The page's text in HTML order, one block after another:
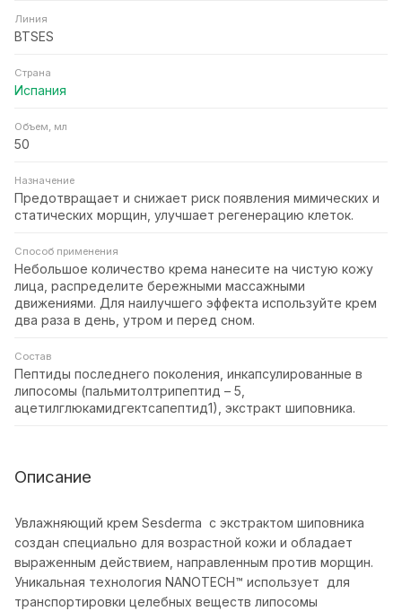
Линия
BTSES
Страна
Испания
Объем, мл
50
Назначение
Предотвращает и снижает риск появления мимических и
статических морщин, улучшает регенерацию клеток.
Способ применения
Небольшое количество крема нанесите на чистую кожу
лица, распределите бережными массажными
движениями. Для наилучшего эффекта используйте крем
два раза в день, утром и перед сном.
Состав
Пептиды последнего поколения, инкапсулированные в
липосомы (пальмитолтрипептид – 5,
ацетилглюкамидгектсапептид1), экстракт шиповника.
Описание
Увлажняющий крем Sesderma с экстрактом шиповника
создан специально для возрастной кожи и обладает
выраженным действием, направленным против морщин.
Уникальная технология NANOTECH™ использует для
транспортировки целебных веществ липосомы